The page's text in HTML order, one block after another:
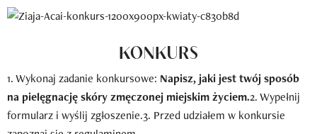
KONKURS
1. Wykonaj zadanie konkursowe: Napisz, jaki jest twój sposób
na pielęgnację skóry zmęczonej miejskim życiem.2. Wypełnij
formularz i wyślij zgłoszenie.3. Przed udziałem w konkursie